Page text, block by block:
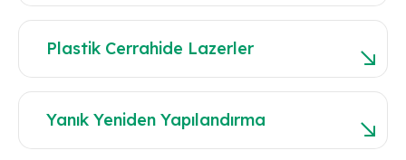
Plastik Cerrahide Lazerler
Yanık Yeniden Yapılandırma